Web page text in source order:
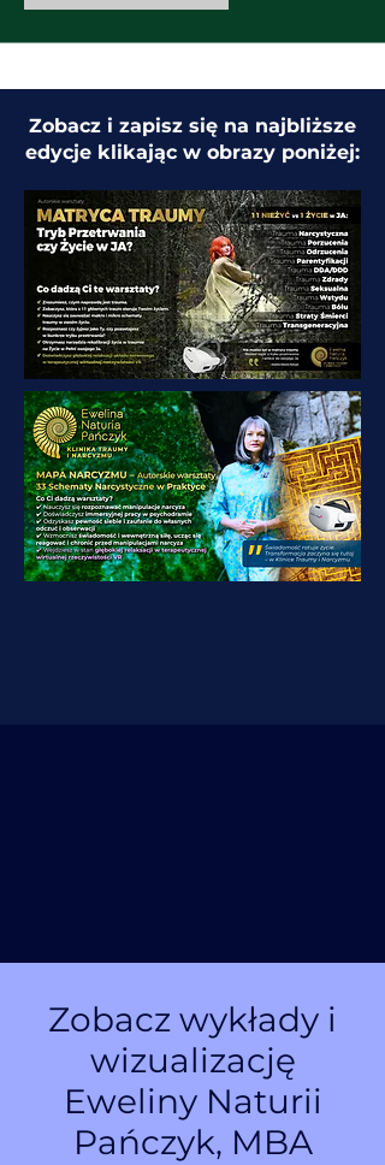
Zobacz i zapisz się na najbliższe
edycje klikając w obrazy poniżej:
Zobacz wykłady i
wizualizację
Eweliny Naturii
Pańczyk, MBA